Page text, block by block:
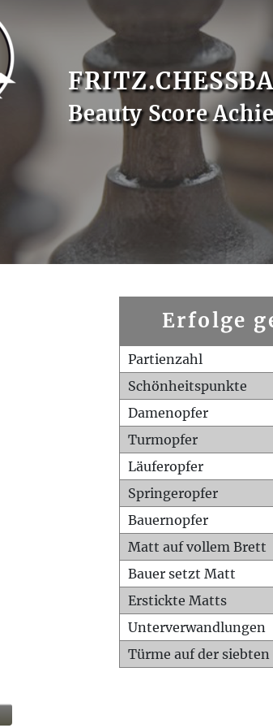
Beauty Score
Erfolge
Partienzahl
Schönheitspunkte
Damenopfer
Turmopfer
Läuferopfer
Springeropfer
Bauernopfer
Matt auf vollem Brett
Bauer setzt Matt
Erstickte Matts
Unterverwandlungen
Türme auf der siebten